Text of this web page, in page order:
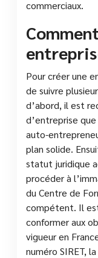
commerciaux.
Pour créer une
de suivre
d’abord, il est
d’entreprise que
auto-
plan solide.
statut juridique
procéder à
du Centre de
compétent. Il
conformer aux
vigueur en
numéro SIRET,